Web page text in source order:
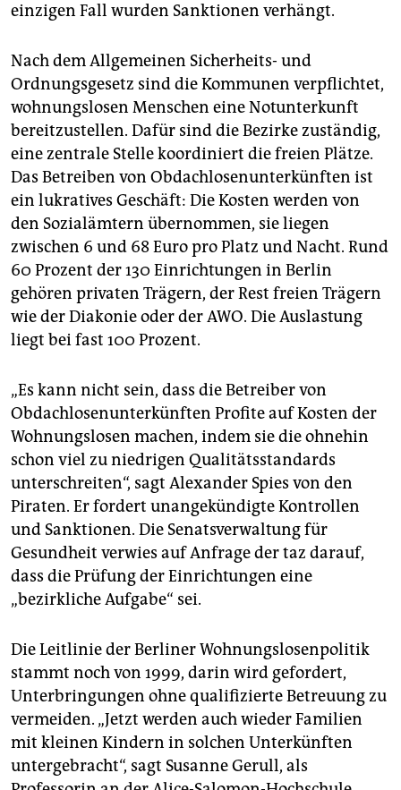
einzigen Fall wurden Sanktionen verhängt.
Nach dem Allgemeinen Sicherheits- und
Ordnungsgesetz sind die Kommunen verpflichtet,
wohnungslosen Menschen eine Notunterkunft
bereitzustellen. Dafür sind die Bezirke zuständig,
eine zentrale Stelle koordiniert die freien Plätze.
Das Betreiben von Obdachlosenunterkünften ist
ein lukratives Geschäft: Die Kosten werden von
den Sozialämtern übernommen, sie liegen
zwischen 6 und 68 Euro pro Platz und Nacht. Rund
60 Prozent der 130 Einrichtungen in Berlin
gehören privaten Trägern, der Rest freien Trägern
wie der Diakonie oder der AWO. Die Auslastung
liegt bei fast 100 Prozent.
„Es kann nicht sein, dass die Betreiber von
Obdachlosenunterkünften Profite auf Kosten der
Wohnungslosen machen, indem sie die ohnehin
schon viel zu niedrigen Qualitätsstandards
unterschreiten“, sagt Alexander Spies von den
Piraten. Er fordert unangekündigte Kontrollen
und Sanktionen. Die Senatsverwaltung für
Gesundheit verwies auf Anfrage der taz darauf,
dass die Prüfung der Einrichtungen eine
„bezirkliche Aufgabe“ sei.
Die Leitlinie der Berliner Wohnungslosenpolitik
stammt noch von 1999, darin wird gefordert,
Unterbringungen ohne qualifizierte Betreuung zu
vermeiden. „Jetzt werden auch wieder Familien
mit kleinen Kindern in solchen Unterkünften
untergebracht“, sagt Susanne Gerull, als